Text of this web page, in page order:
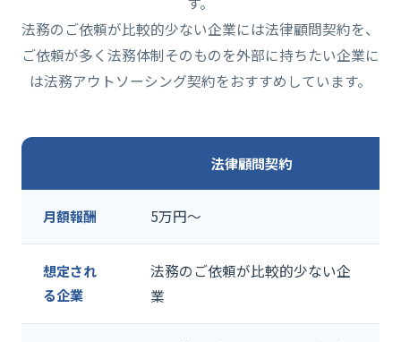
法務のご依頼が比較的少ない企業には法律顧問契約を、
ご依頼が多く法務体制そのものを外部に持ちたい企業に
は法務アウトソーシング契約をおすすめしています。
法律顧問契約
月額報酬 5万円〜
想定され
る企業
法務のご依頼が比較的少ない企
業